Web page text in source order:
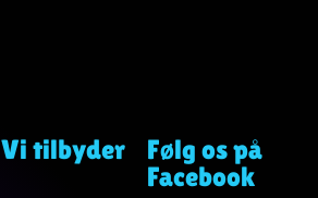
Vi tilbyder
Følg os på
Facebook